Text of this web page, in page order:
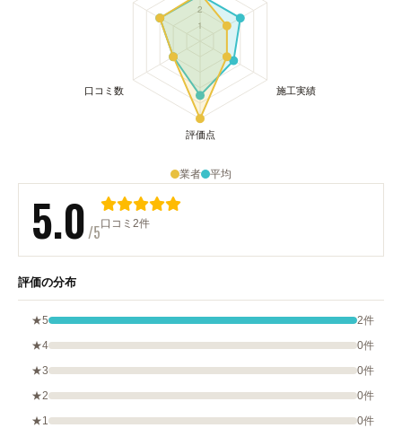
業者 平均
5.0 /5口コミ2件
評価の分布
★5
2件
★4
0件
★3
0件
★2
0件
★1
0件